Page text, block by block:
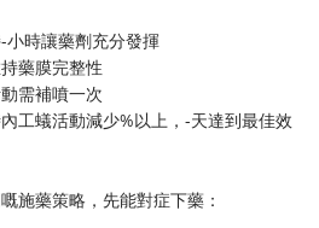
小時讓藥劑充分發揮
藥膜完整性
需補噴一次
工蟻活動減少%以上，-天達到最佳效
施藥策略，先能對症下藥：